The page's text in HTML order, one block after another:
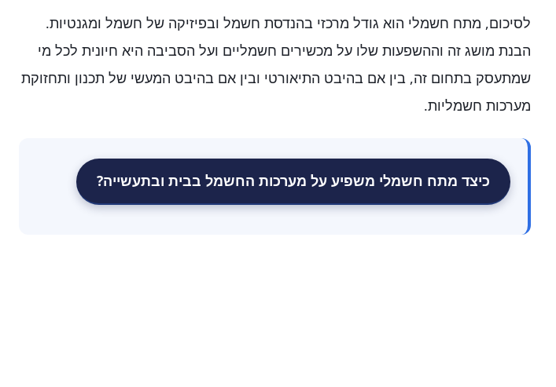
לסיכום, מתח חשמלי הוא גודל מרכזי בהנדסת חשמל ובפיזיקה של חשמל ומגנטיות.
הבנת מושג זה וההשפעות שלו על מכשירים חשמליים ועל הסביבה היא חיונית לכל מי
שמתעסק בתחום זה, בין אם בהיבט התיאורטי ובין אם בהיבט המעשי של תכנון ותחזוקת
מערכות חשמליות.
כיצד מתח חשמלי משפיע על מערכות החשמל בבית ובתעשייה?